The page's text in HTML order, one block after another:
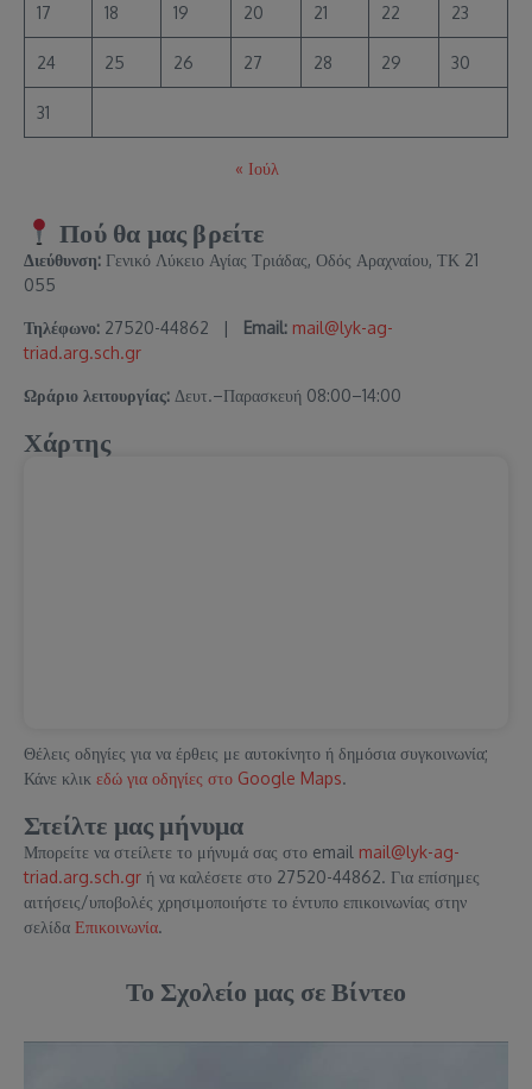
17 18 19 20 21 22 23
24 25 26 27 28 29 30
31
« Ιούλ
Πού θα μας βρείτε
Διεύθυνση: Γενικό Λύκειο Αγίας Τριάδας, Οδός Αραχναίου, ΤΚ 21
055
Τηλέφωνο: 27520-44862 | Email: mail@lyk-ag-
triad.arg.sch.gr
Ωράριο λειτουργίας: Δευτ.–Παρασκευή 08:00–14:00
Χάρτης
Θέλεις οδηγίες για να έρθεις με αυτοκίνητο ή δημόσια συγκοινωνία;
Κάνε κλικ εδώ για οδηγίες στο Google Maps.
Στείλτε μας μήνυμα
Μπορείτε να στείλετε το μήνυμά σας στο email mail@lyk-ag-
triad.arg.sch.gr ή να καλέσετε στο 27520-44862. Για επίσημες
αιτήσεις/υποβολές χρησιμοποιήστε το έντυπο επικοινωνίας στην
σελίδα Επικοινωνία.
Το Σχολείο μας σε Βίντεο